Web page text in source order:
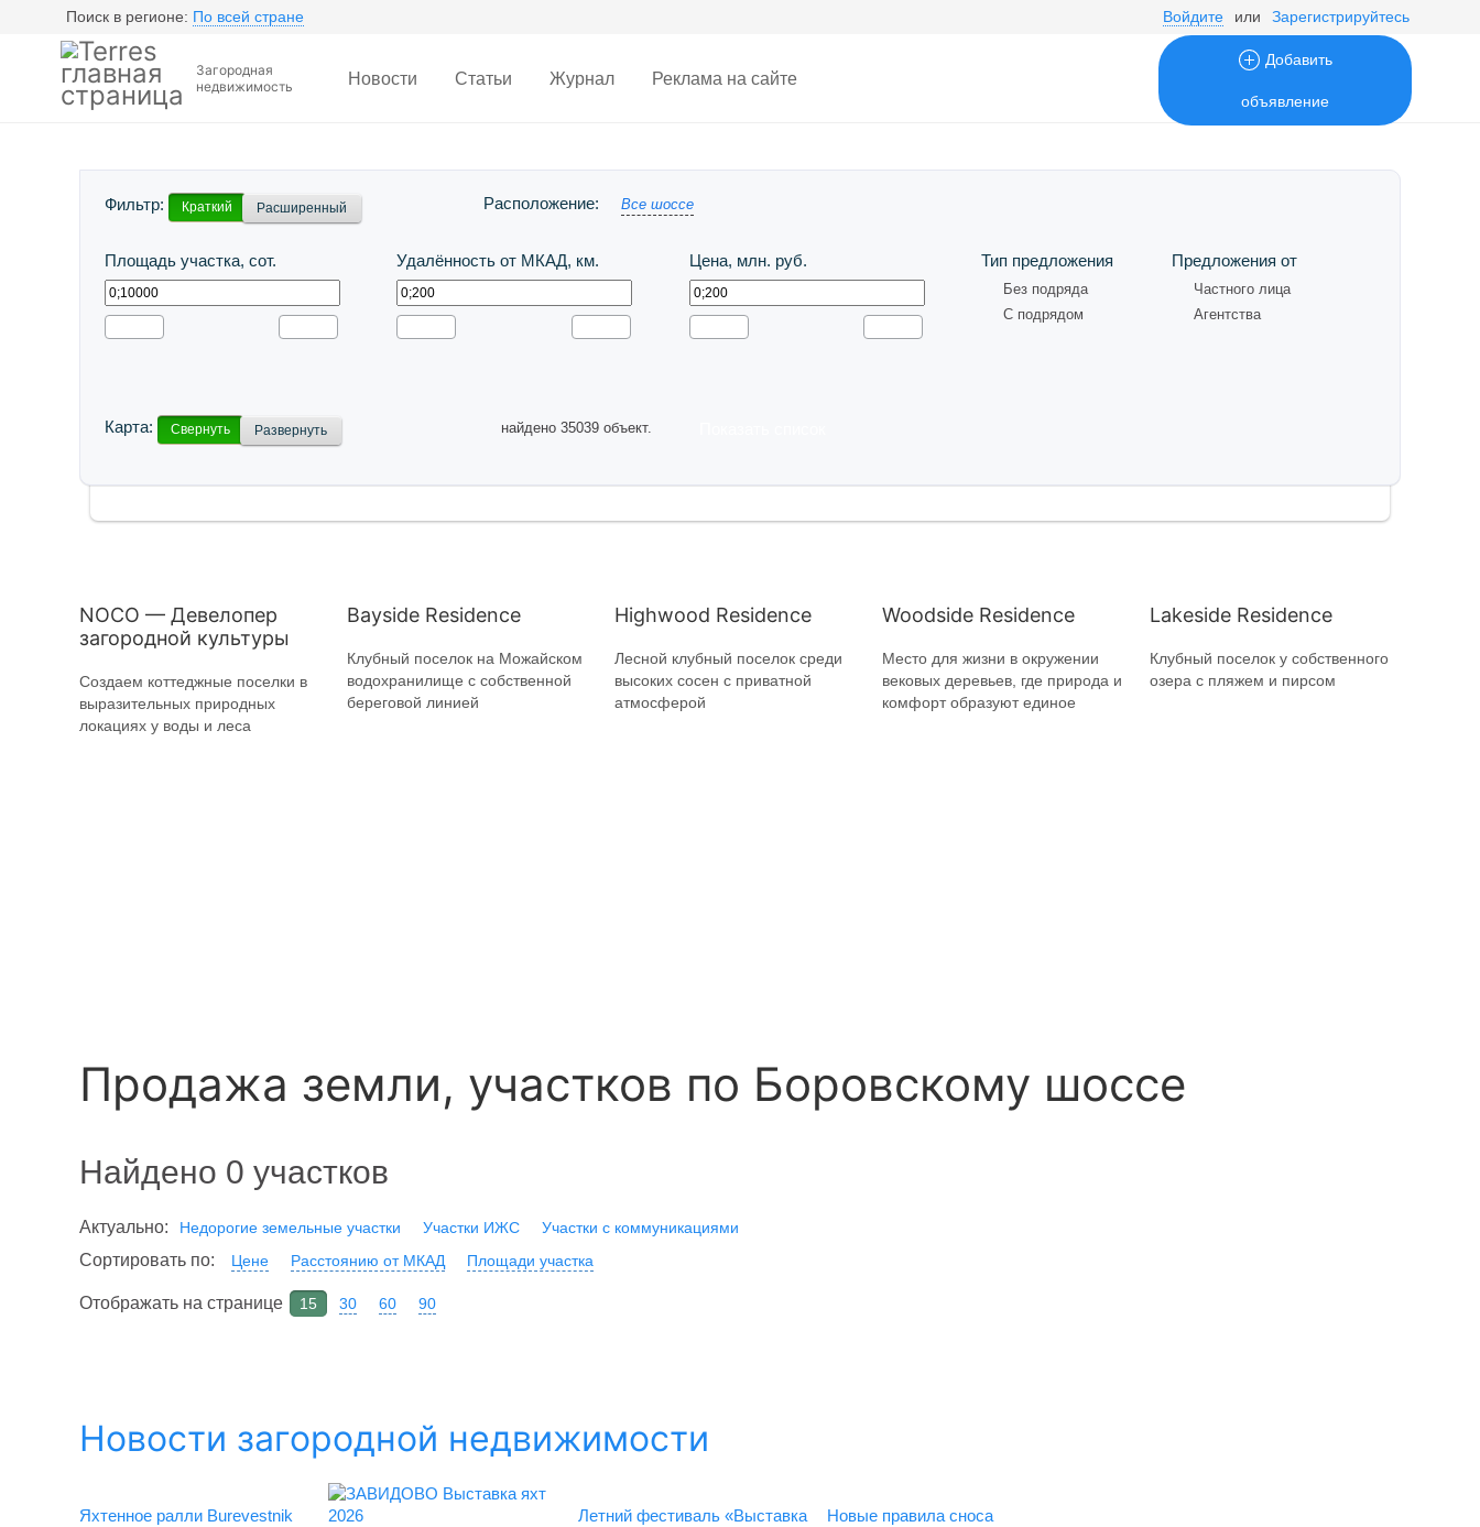
Поиск в регионе: По всей стране Войдите или Зарегистрируйтесь
Загородная
недвижимость
Новости Статьи Журнал Реклама на сайте
Добавить
объявление
Фильтр: Краткий Расширенный Расположение: Все шоссе
Площадь участка, сот. Удалённость от МКАД, км. Цена, млн. руб. Тип предложения
Без подряда
С подрядом
Предложения от
Частного лица
Агентства
Карта: Свернуть Развернуть найдено 35039 объект.
NOCO — Девелопер
загородной культуры
Создаем коттеджные поселки в
выразительных природных
локациях у воды и леса
Bayside Residence
Клубный поселок на Можайском
водохранилище с собственной
береговой линией
Highwood Residence
Лесной клубный поселок среди
высоких сосен с приватной
атмосферой
Woodside Residence
Место для жизни в окружении
вековых деревьев, где природа и
комфорт образуют единое
Lakeside Residence
Клубный поселок у собственного
озера с пляжем и пирсом
Продажа земли, участков по Боровскому шоссе
Найдено 0 участков
Актуально: Недорогие земельные участки Участки ИЖС Участки с коммуникациями
Сортировать по: Цене Расстоянию от МКАД Площади участка
Отображать на странице 15 30 60 90
Новости загородной недвижимости
Яхтенное ралли Burevestnik
Летний фестиваль «Выставка
Новые правила сноса